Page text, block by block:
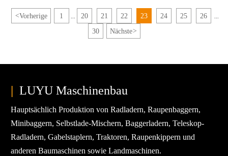
<Vorherige 1 20 21 22 23 24 25 26
30 Nächste>
| LUYU Maschinenbau
Hauptsächlich Produktion von Radladern, Raupenbaggern,
Minibaggern, Selbstlade-Mischern, Baggerladern, Teleskop-
Radladern, Gabelstaplern, Traktoren, Raupenkippern und
anderen Baumaschinen sowie Landmaschinen.